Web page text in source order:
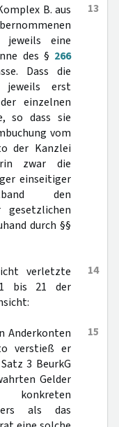
13
B. aus
jeweils eine
des § 266
Dass die
jeweils erst
einzelnen
so dass sie
vom
der Kanzlei
zwar die
einseitiger
den
durch §§
14
verletzte
bis 21 der
15
Anderkonten
verstieß er
3 BeurkG
Gelder
als das